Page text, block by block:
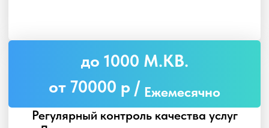
ДОГОВОРНАЯ
Регулярный контроль качества услуг
клининговых услуг
Влажная уборка
профессиональными
сотрудниками